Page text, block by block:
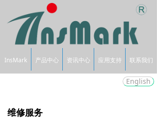
InsMark 产品中心 资讯中心 应用支持 联系我们
English
维修服务